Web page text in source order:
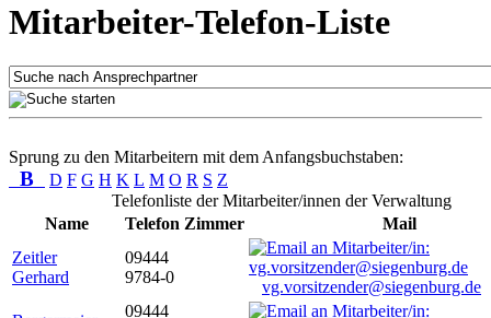
Mitarbeiter-Telefon-Liste
Sprung zu den Mitarbeitern mit dem Anfangsbuchstaben:
B D F G H K L M O R S Z
Telefonliste der Mitarbeiter/innen der Verwaltung
Name
Telefon Zimmer
Mail
Zeitler
Gerhard
09444
9784-0
vg.vorsitzender@siegenburg.de
09444